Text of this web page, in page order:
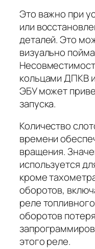
Это важно при
или
деталей. Это
визуально
кольцами ДПКВ
ЭБУ может
запуска.
Количество
времени
вращения.
используется
кроме
оборотов,
реле
оборотов
этого реле.